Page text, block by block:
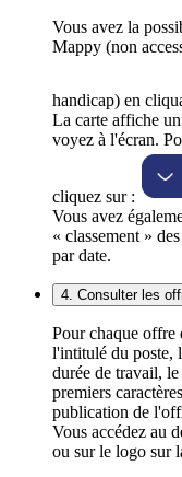
Vous avez la
Mappy (non
handicap) en
La carte affiche
voyez à l'écran.
cliquez sur :
Vous avez
« classement »
par date.
4. Consulter les
Pour chaque offre
l'intitulé du poste,
durée de travail,
premiers
publication de
Vous accédez au
ou sur le logo sur